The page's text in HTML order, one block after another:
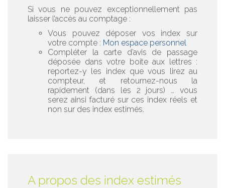
Si vous ne pouvez exceptionnellement pas
laisser l’accès au comptage :
Vous pouvez déposer vos index sur
votre compte : Mon espace personnel
Compléter la carte d’avis de passage
déposée dans votre boite aux lettres :
reportez-y les index que vous lirez au
compteur, et retournez-nous la
rapidement (dans les 2 jours) … vous
serez ainsi facturé sur ces index réels et
non sur des index estimés.
A propos des index estimés